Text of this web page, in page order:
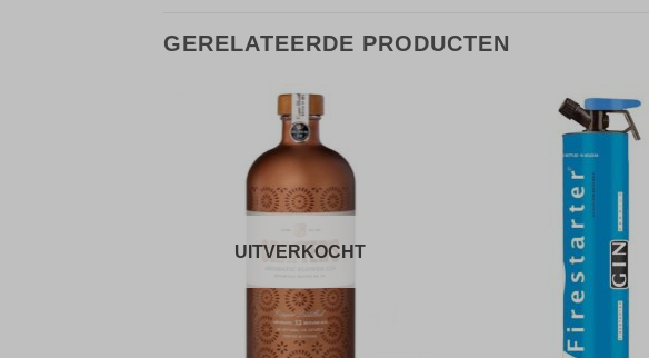
GERELATEERDE PRODUCTEN
verlanglijst
UITVERKOCHT